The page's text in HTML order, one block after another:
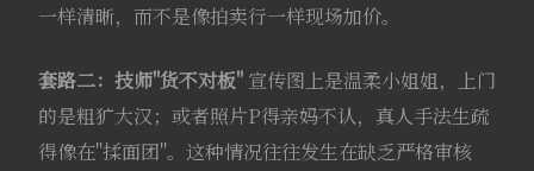
一样清晰，而不是像拍卖行一样现场加价。
套路二：技师"货不对板"宣传图上是温柔小姐姐，上门
的是粗犷大汉；或者照片P得亲妈不认，真人手法生疏
得像在"揉面团"。这种情况往往发生在缺乏严格审核